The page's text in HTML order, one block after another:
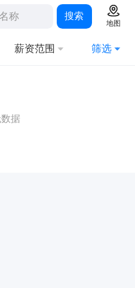
搜索
地图
薪资范围 筛选
据